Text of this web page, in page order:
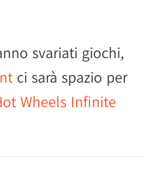
svariati giochi,
ci sarà spazio per
Wheels Infinite